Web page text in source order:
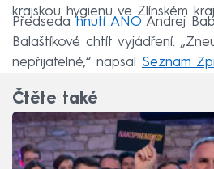
krajskou hygienu ve Zlínském
Předsedahnutí ANO Andrej
Balaštíkové chtít vyjádření.
nepřijatelné,“ napsal Seznam
Čtěte také